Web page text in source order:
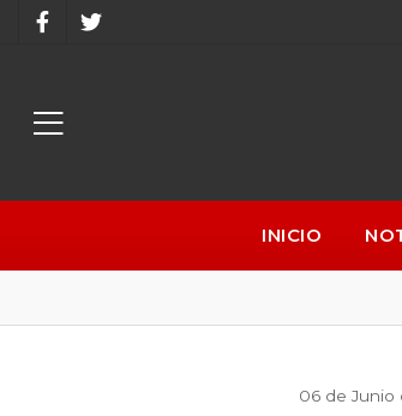
INICIO
06 de Junio